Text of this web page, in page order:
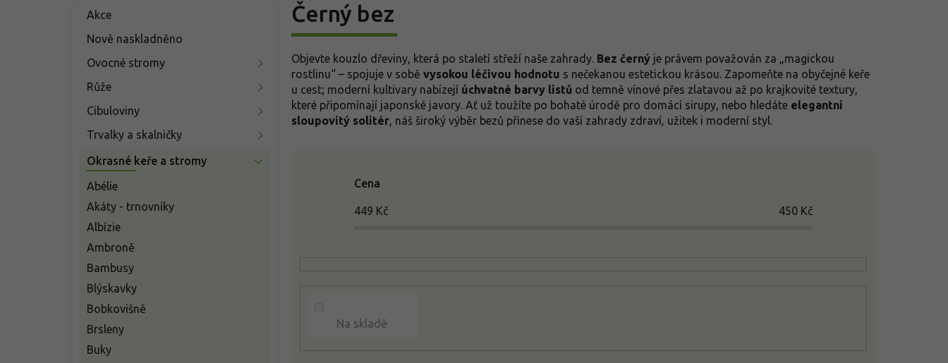
Přeskočit
Akce
Nově naskladněno
Ovocné stromy
Růže
Cibuloviny
Trvalky a skalničky
Okrasné keře a stromy
Abélie
Akáty - trnovníky
Albízie
Ambroně
Bambusy
Blýskavky
Bobkovišně
Brsleny
Buky
Černý bez
Objevte kouzlo dřeviny, která po staletí střeží naše zahrady. Bez černý je právem považován za „magickou
rostlinu“ – spojuje v sobě vysokou léčivou hodnotu s nečekanou estetickou krásou. Zapomeňte na obyčejné keře
u cest; moderní kultivary nabízejí úchvatné barvy listů od temně vínové přes zlatavou až po krajkovité textury,
které připomínají japonské javory. Ať už toužíte po bohaté úrodě pro domácí sirupy, nebo hledáte elegantní
sloupovitý solitér, náš široký výběr bezů přinese do vaší zahrady zdraví, užitek i moderní styl.
Cena
449 Kč 450 Kč
Na skladě